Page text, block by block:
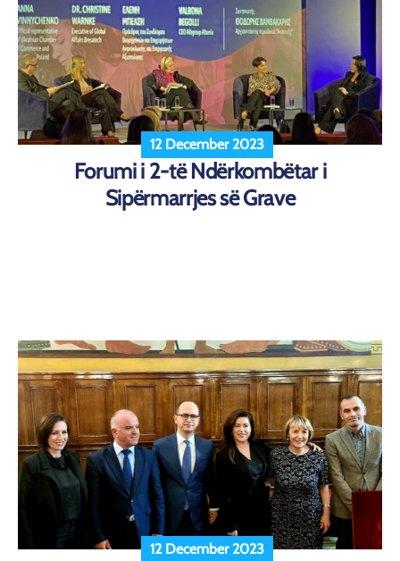
12 December 2023
Forumi i 2-të Ndërkombëtar i
Sipërmarrjes së Grave
12 December 2023